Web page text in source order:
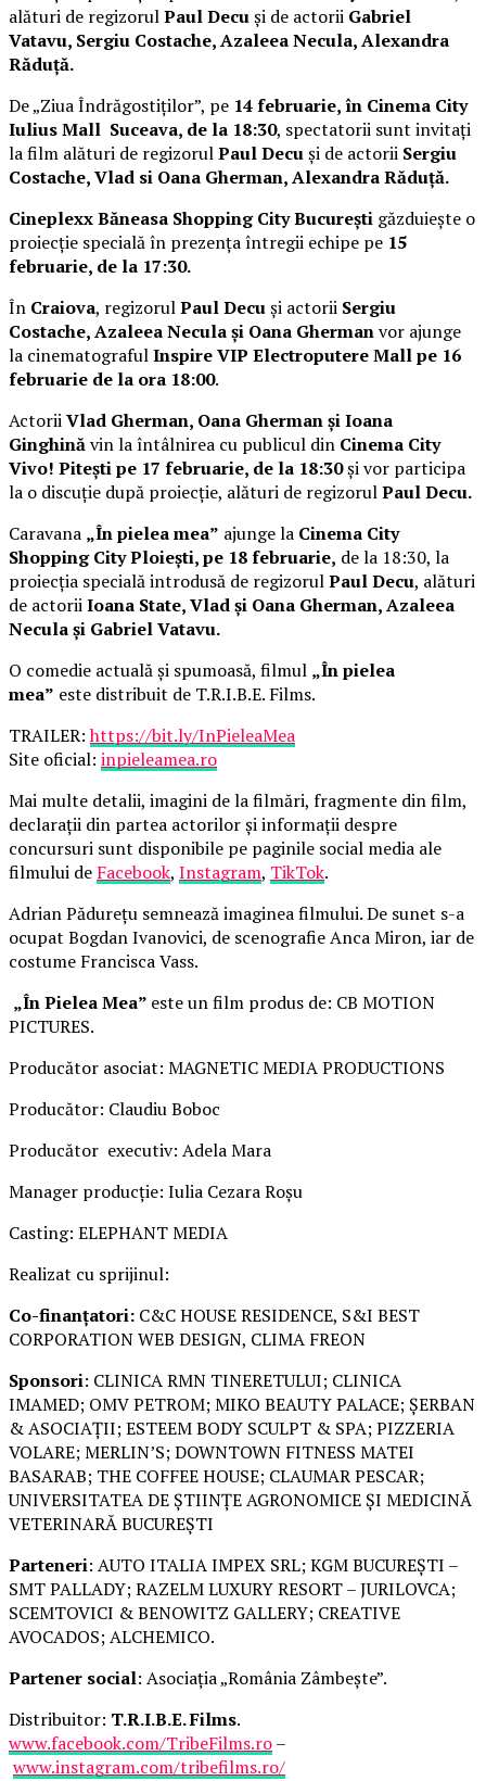
alături de regizorulPaul Decuși de actorii Gabriel
Vatavu, Sergiu Costache, Azaleea Necula, Alexandra
Răduță.
De „Ziua Îndrăgostiților”, pe 14 februarie, în Cinema City
Iulius Mall Suceava, de la 18:30, spectatorii sunt invitați
la film alături de regizorulPaul Decuși de actorii Sergiu
Costache, Vlad si Oana Gherman, Alexandra Răduță.
Cineplexx Băneasa Shopping City București găzduiește o
proiecție specială în prezența întregii echipe pe 15
februarie, de la 17:30.
În Craiova, regizorulPaul Decuși actorii Sergiu
Costache, Azaleea Necula și Oana Ghermanvor ajunge
la cinematografulInspire VIP Electroputere Mall pe 16
februarie de la ora 18:00.
ActoriiVlad Gherman, Oana Gherman și Ioana
Ginghinăvin la întâlnirea cu publicul din Cinema City
Vivo! Pitești pe 17 februarie, de la 18:30și vor participa
la o discuție după proiecție, alături de regizorulPaul Decu.
Caravana „În pielea mea” ajunge la Cinema City
Shopping City Ploiești, pe 18 februarie, de la 18:30, la
proiecția specială introdusă de regizorulPaul Decu, alături
de actoriiIoana State, Vlad și Oana Gherman, Azaleea
Necula și Gabriel Vatavu.
O comedie actuală și spumoasă, filmul „În pielea
mea” este distribuit de T.R.I.B.E. Films.
TRAILER:https://bit.ly/InPieleaMea
Site oficial: inpieleamea.ro
Mai multe detalii, imagini de la filmări, fragmente din film,
declarații din partea actorilor și informații despre
concursuri sunt disponibile pe paginile social media ale
filmului de Facebook, Instagram, TikTok.
Adrian Pădurețu semnează imaginea filmului. De sunet s-a
ocupat Bogdan Ivanovici, de scenografie Anca Miron, iar de
costume Francisca Vass.
„În Pielea Mea” este un film produs de: CB MOTION
PICTURES.
Producător asociat: MAGNETIC MEDIA PRODUCTIONS
Producător: Claudiu Boboc
Producător executiv: Adela Mara
Manager producție: Iulia Cezara Roșu
Casting: ELEPHANT MEDIA
Realizat cu sprijinul:
Co-finanțatori: C&C HOUSE RESIDENCE, S&I BEST
CORPORATION WEB DESIGN, CLIMA FREON
Sponsori: CLINICA RMN TINERETULUI; CLINICA
IMAMED; OMV PETROM; MIKO BEAUTY PALACE; ȘERBAN
& ASOCIAȚII; ESTEEM BODY SCULPT & SPA; PIZZERIA
VOLARE; MERLIN’S; DOWNTOWN FITNESS MATEI
BASARAB; THE COFFEE HOUSE; CLAUMAR PESCAR;
UNIVERSITATEA DE ȘTIINȚE AGRONOMICE ȘI MEDICINĂ
VETERINARĂ BUCUREȘTI
Parteneri: AUTO ITALIA IMPEX SRL; KGM BUCUREȘTI –
SMT PALLADY; RAZELM LUXURY RESORT – JURILOVCA;
SCEMTOVICI & BENOWITZ GALLERY; CREATIVE
AVOCADOS; ALCHEMICO.
Partener social: Asociația „România Zâmbește”.
Distribuitor: T.R.I.B.E. Films.
www.facebook.com/TribeFilms.ro–
www.instagram.com/tribefilms.ro/